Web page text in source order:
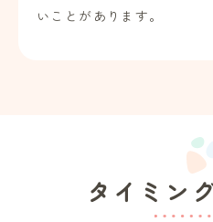
いことがあります。
タイミン